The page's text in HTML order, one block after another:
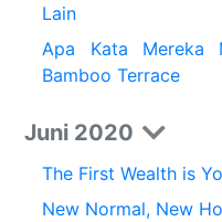
Lain
Apa Kata Mereka
Bamboo Terrace
Juni 2020
The First Wealth is
New Normal, New